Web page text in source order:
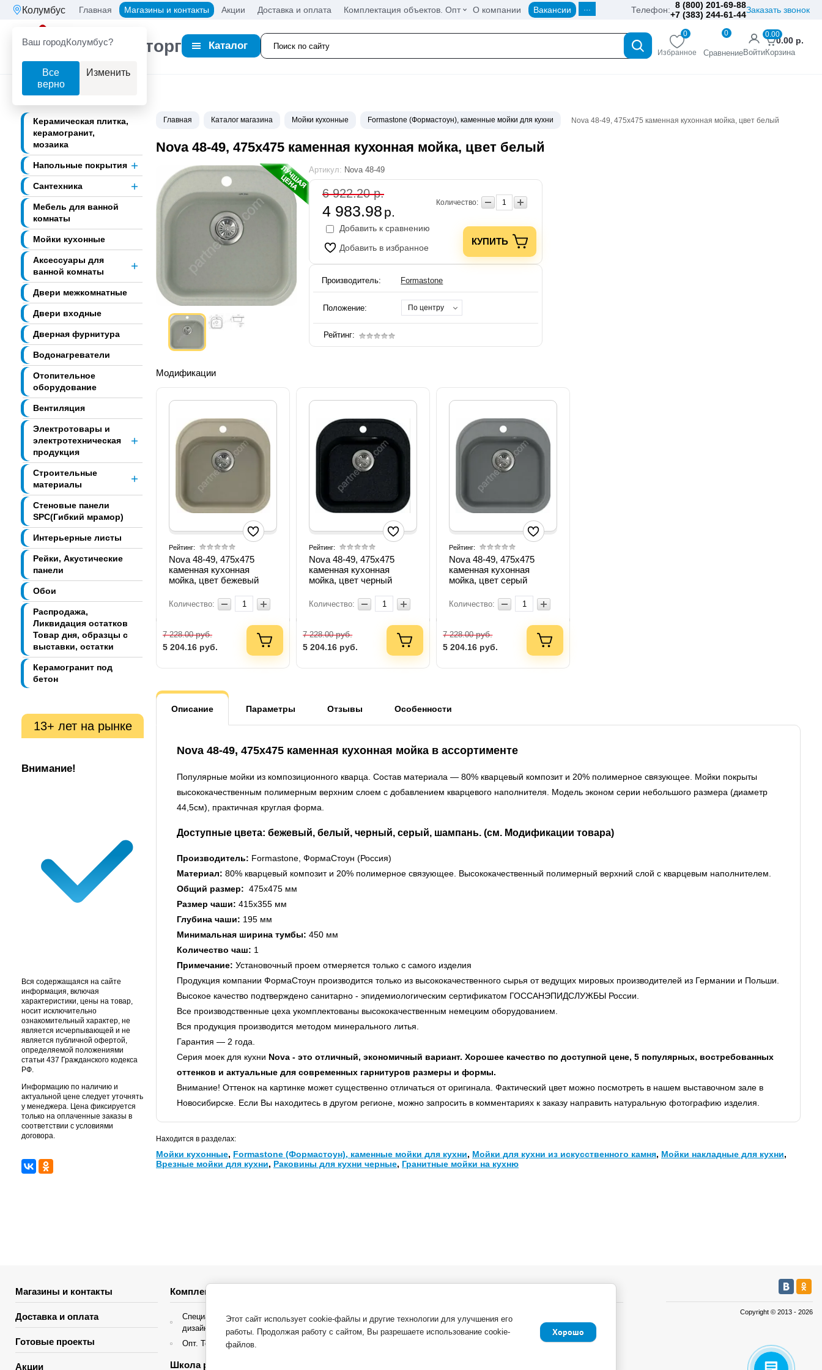
Колумбус
Ваш городКолумбус?
Все
верно
Изменить
Главная Магазины и контакты Акции Доставка и оплата Комплектация объектов. Опт О компании Вакансии Телефон: 8 (800) 201-69-88
+7 (383) 244-61-44Заказать звонок
Партнерторг Каталог
0
Избранное Сравнение
0
Войти
0.00
0.00 р.
Корзина
Керамическая плитка,
керамогранит,
мозаика
Напольные покрытия
Сантехника
Мебель для ванной
комнаты
Мойки кухонные
Аксессуары для
ванной комнаты
Двери межкомнатные
Двери входные
Дверная фурнитура
Водонагреватели
Отопительное
оборудование
Вентиляция
Электротовары и
электротехническая
продукция
Строительные
материалы
Стеновые панели
SPC(Гибкий мрамор)
Интерьерные листы
Рейки, Акустические
панели
Обои
Распродажа,
Ликвидация остатков
Товар дня, образцы с
выставки, остатки
Керамогранит под
бетон
13+ лет на рынке
Внимание!
Вся содержащаяся на сайте
информация, включая
характеристики, цены на товар,
носит исключительно
ознакомительный характер, не
является исчерпывающей и не
является публичной офертой,
определяемой положениями
статьи 437 Гражданского кодекса
РФ.
Информацию по наличию и
актуальной цене следует уточнять
у менеджера. Цена фиксируется
только на оплаченные заказы в
соответствии с условиями
договора.
Главная Каталог магазина Мойки кухонные Formastone (Формастоун), каменные мойки для кухни Nova 48-49, 475х475 каменная кухонная мойка, цвет белый
Nova 48-49, 475х475 каменная кухонная мойка, цвет белый
Артикул: Nova 48-49
6 922.20 р.
4 983.98 р.
Количество:
Добавить к сравнению
Добавить в избранное
КУПИТЬ
Производитель: Formastone
Положение: По центру
Рейтинг:
Модификации
Рейтинг:
Nova 48-49, 475х475
каменная кухонная
мойка, цвет бежевый
Количество:
7 228.00руб.
5 204.16 руб.
Рейтинг:
Nova 48-49, 475х475
каменная кухонная
мойка, цвет черный
Количество:
7 228.00руб.
5 204.16 руб.
Рейтинг:
Nova 48-49, 475х475
каменная кухонная
мойка, цвет серый
Количество:
7 228.00руб.
5 204.16 руб.
Описание Параметры Отзывы Особенности
Nova 48-49, 475х475 каменная кухонная мойка в ассортименте
Популярные мойки из композиционного кварца. Состав материала — 80% кварцевый композит и 20% полимерное связующее. Мойки покрыты
высококачественным полимерным верхним слоем с добавлением кварцевого наполнителя. Модель эконом серии небольшого размера (диаметр
44,5см), практичная круглая форма.
Доступные цвета: бежевый, белый, черный, серый, шампань. (см. Модификации товара)
Производитель: Formastone, ФормаСтоун (Россия)
Материал: 80% кварцевый композит и 20% полимерное связующее. Высококачественный полимерный верхний слой с кварцевым наполнителем.
Общий размер: 475х475 мм
Размер чаши: 415х355 мм
Глубина чаши: 195 мм
Минимальная ширина тумбы: 450 мм
Количество чаш: 1
Примечание: Установочный проем отмеряется только с самого изделия
Продукция компании ФормаСтоун производится только из высококачественного сырья от ведущих мировых производителей из Германии и Польши.
Высокое качество подтверждено санитарно - эпидемиологическим сертификатом ГОССАНЭПИДСЛУЖБЫ России.
Все производственные цеха укомплектованы высококачественным немецким оборудованием.
Вся продукция производится методом минерального литья.
Гарантия — 2 года.
Серия моек для кухни Nova - это отличный, экономичный вариант. Хорошее качество по доступной цене, 5 популярных, востребованных
оттенков и актуальные для современных гарнитуров размеры и формы.
Внимание! Оттенок на картинке может существенно отличаться от оригинала. Фактический цвет можно посмотреть в нашем выставочном зале в
Новосибирске. Если Вы находитесь в другом регионе, можно запросить в комментариях к заказу направить натуральную фотографию изделия.
Находится в разделах:
Мойки кухонные, Formastone (Формастоун), каменные мойки для кухни, Мойки для кухни из искусственного камня, Мойки накладные для кухни,
Врезные мойки для кухни, Раковины для кухни черные, Гранитные мойки на кухню
Магазины и контакты
Доставка и оплата
Готовые проекты
Акции
Комплектация объектов. Опт
Специальные условия для
дизайнеров интерьера
Опт. Торгующие организации
Школа ремонта
Новости
Возврат товара
Приемка товара
Copyright © 2013 - 2026
Этот сайт использует cookie-файлы и другие технологии для улучшения его
работы. Продолжая работу с сайтом, Вы разрешаете использование cookie-
файлов.
Хорошо